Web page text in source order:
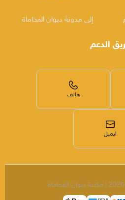
إلى مدونة ديوان المحاماة
الدعم
هاتف
ايميل